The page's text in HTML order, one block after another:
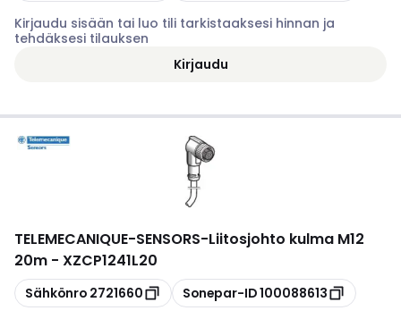
Kirjaudu sisään tai luo tili tarkistaaksesi hinnan ja
tehdäksesi tilauksen
Kirjaudu
TELEMECANIQUE-SENSORS-Liitosjohto kulma M12
20m - XZCP1241L20
Kopioi
Sähkönro 2721660 Kopioi
Sonepar-ID100088613